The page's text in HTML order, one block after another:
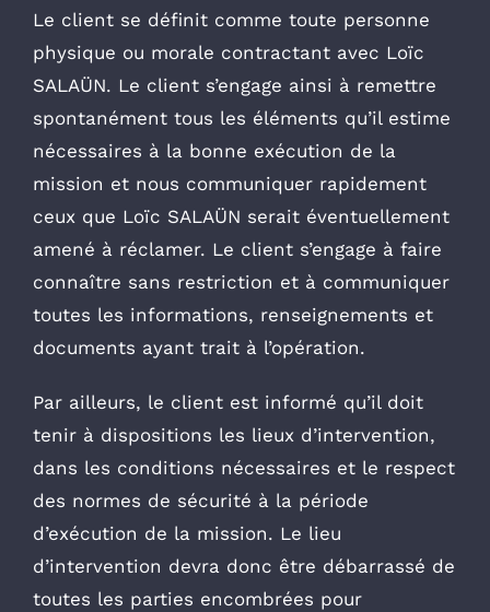
Le client se définit comme toute personne
physique ou morale contractant avec Loïc
SALAÜN. Le client s’engage ainsi à remettre
spontanément tous les éléments qu’il estime
nécessaires à la bonne exécution de la
mission et nous communiquer rapidement
ceux que Loïc SALAÜN serait éventuellement
amené à réclamer. Le client s’engage à faire
connaître sans restriction et à communiquer
toutes les informations, renseignements et
documents ayant trait à l’opération.
Par ailleurs, le client est informé qu’il doit
tenir à dispositions les lieux d’intervention,
dans les conditions nécessaires et le respect
des normes de sécurité à la période
d’exécution de la mission. Le lieu
d’intervention devra donc être débarrassé de
toutes les parties encombrées pour